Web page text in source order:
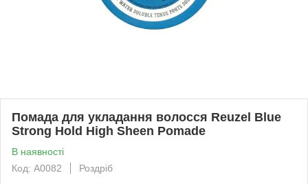
Помада для укладання волосся Reuzel Blue
Strong Hold High Sheen Pomade
В наявності
Код: А0082
Роздріб